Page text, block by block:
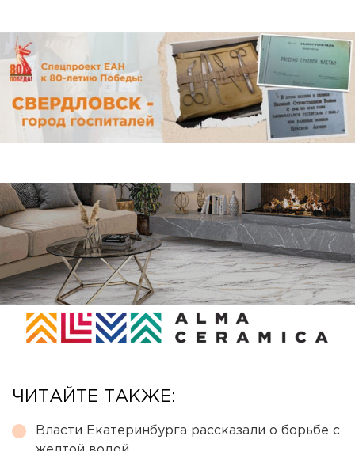
ЧИТАЙТЕ ТАКЖЕ:
Власти Екатеринбурга рассказали о борьбе с